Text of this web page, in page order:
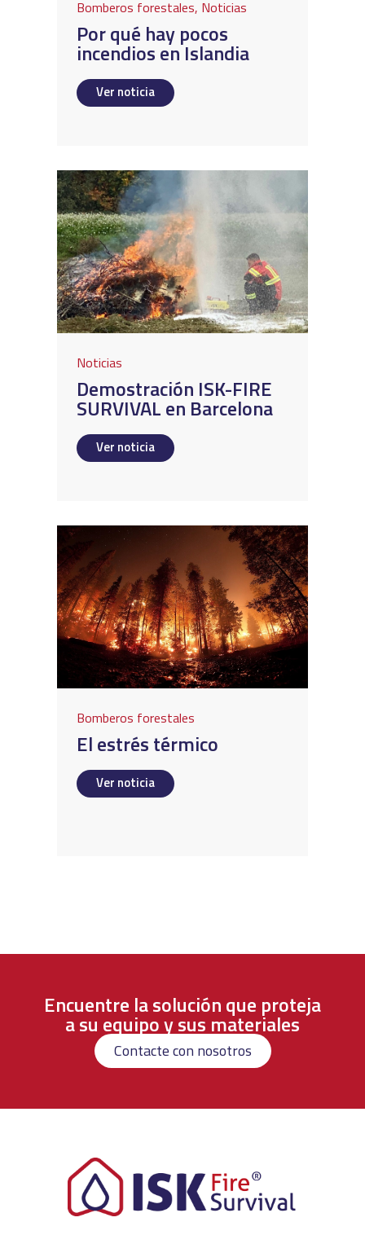
Bomberos forestales, Noticias
Por qué hay pocos
incendios en Islandia
Ver noticia
Noticias
Demostración ISK-FIRE
SURVIVAL en Barcelona
Ver noticia
Bomberos forestales
El estrés térmico
Ver noticia
Encuentre la solución que proteja
a su equipo y sus materiales
Contacte con nosotros